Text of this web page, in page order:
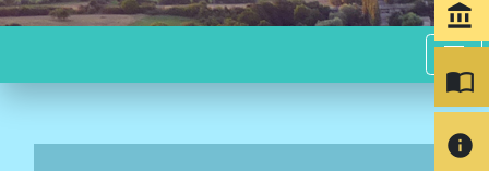
menu
account_balance
import_contacts
info